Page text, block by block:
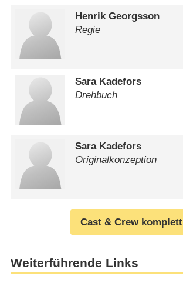
Henrik Georgsson
Regie
Sara Kadefors
Drehbuch
Sara Kadefors
Originalkonzeption
Cast & Crew komplett
Weiterführende Links